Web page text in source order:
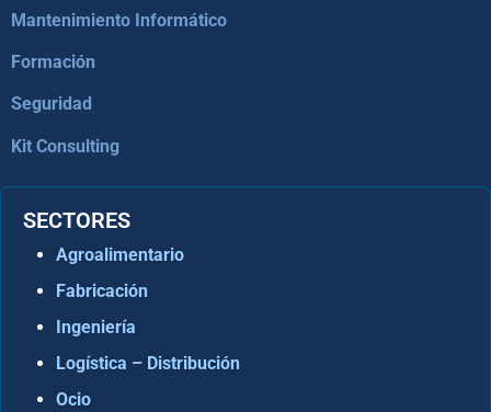
Mantenimiento Informático
Formación
Seguridad
Kit Consulting
SECTORES
Agroalimentario
Fabricación
Ingeniería
Logística – Distribución
Ocio